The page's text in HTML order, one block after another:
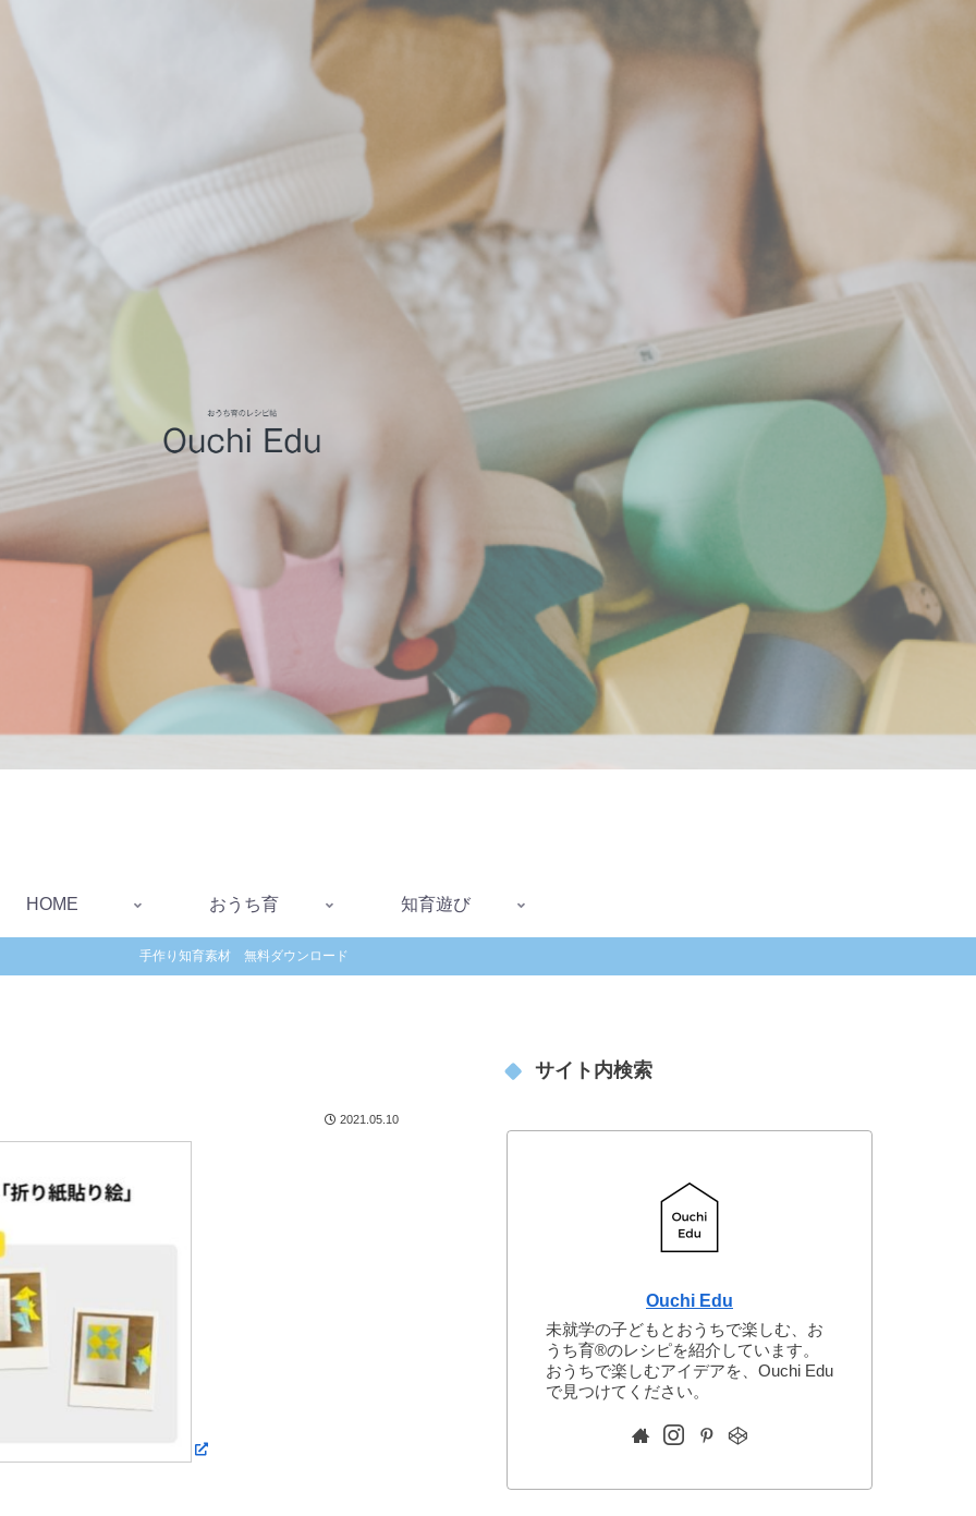
HOME おうち育 知育遊び
手作り知育素材 無料ダウンロード
2021.05.10
サイト内検索
Ouchi Edu
未就学の子どもとおうちで楽しむ、お
うち育®︎のレシピを紹介しています。
おうちで楽しむアイデアを、Ouchi Edu
で見つけてください。